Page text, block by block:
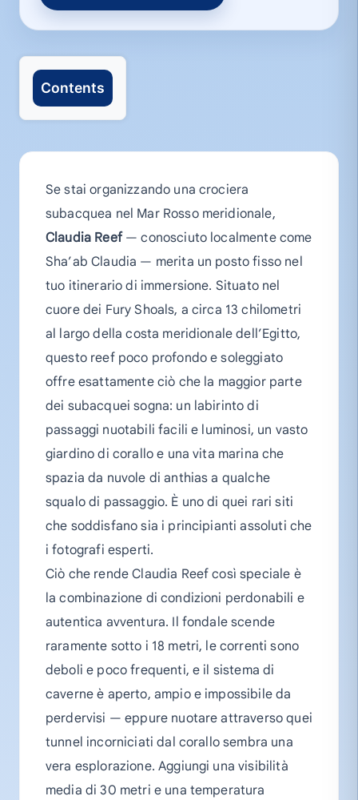
Contents
Se stai organizzando una crociera
subacquea nel Mar Rosso meridionale,
Claudia Reef— conosciuto localmente come
Sha’ab Claudia — merita un posto fisso nel
tuo itinerario di immersione. Situato nel
cuore dei Fury Shoals, a circa 13 chilometri
al largo della costa meridionale dell’Egitto,
questo reef poco profondo e soleggiato
offre esattamente ciò che la maggior parte
dei subacquei sogna: un labirinto di
passaggi nuotabili facili e luminosi, un vasto
giardino di corallo e una vita marina che
spazia da nuvole di anthias a qualche
squalo di passaggio. È uno di quei rari siti
che soddisfano sia i principianti assoluti che
i fotografi esperti.
Ciò che rende Claudia Reef così speciale è
la combinazione di condizioni perdonabili e
autentica avventura. Il fondale scende
raramente sotto i 18 metri, le correnti sono
deboli e poco frequenti, e il sistema di
caverne è aperto, ampio e impossibile da
perdervisi — eppure nuotare attraverso quei
tunnel incorniciati dal corallo sembra una
vera esplorazione. Aggiungi una visibilità
media di 30 metri e una temperatura